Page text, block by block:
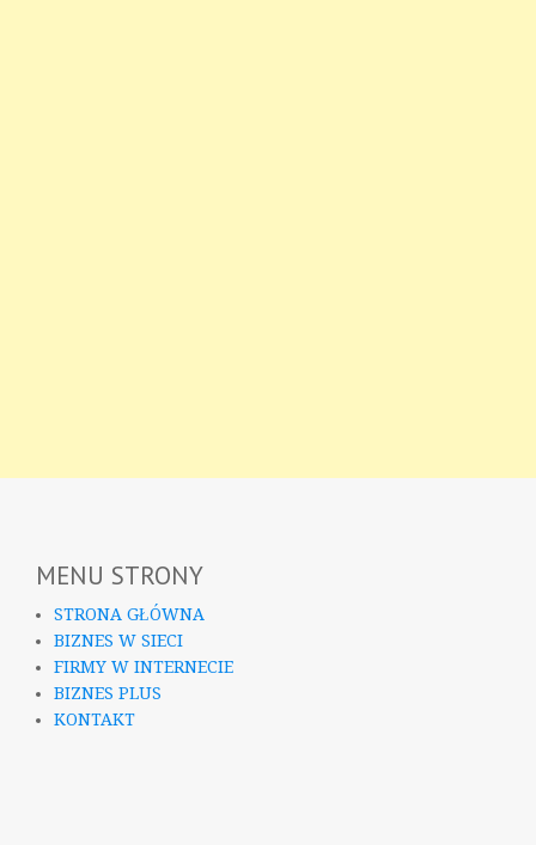
MENU STRONY
STRONA GŁÓWNA
BIZNES W SIECI
FIRMY W INTERNECIE
BIZNES PLUS
KONTAKT